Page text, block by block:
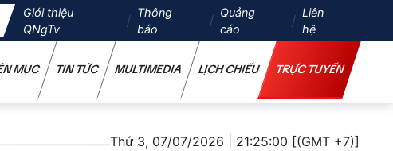
Giới thiệu
QNgTv
Thông
báo
Quảng
cáo
Liên
hệ
MỤC TIN TỨC MULTIMEDIA LỊCH CHIẾU TRỰC TUYẾN
Thứ 3, 07/07/2026 | 21:25:00 [(GMT +7)]